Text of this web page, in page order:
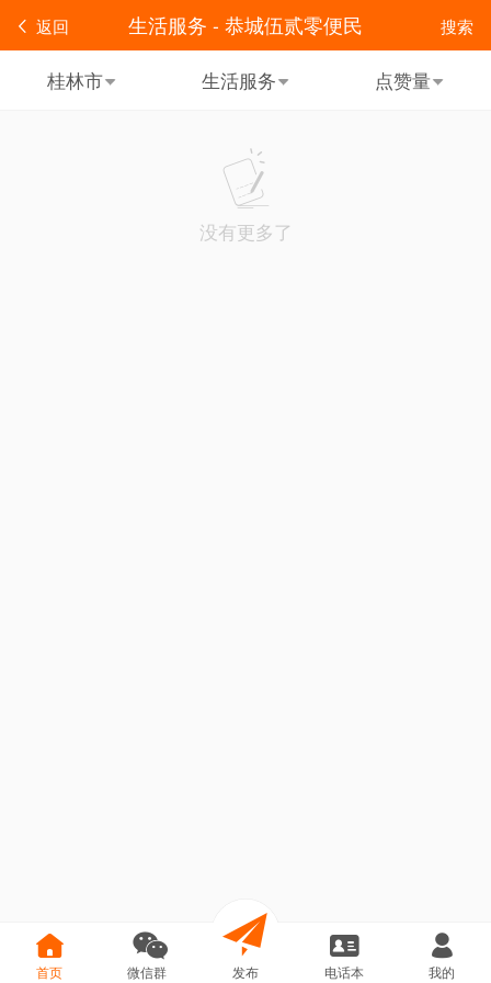
返回 搜索
生活服务 - 恭城伍贰零便民
桂林市 生活服务 点赞量
没有更多了
首页 微信群 发布 电话本 我的